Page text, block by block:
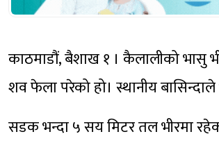
काठमाडौं, बैशाख १ । कैलालीको भासु
शव फेला परेको हो। स्थानीय
सडक भन्दा ५ सय मिटर तल भीरमा